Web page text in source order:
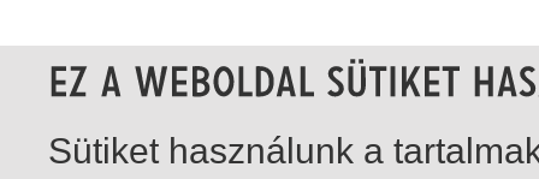
Sütiket használunk a